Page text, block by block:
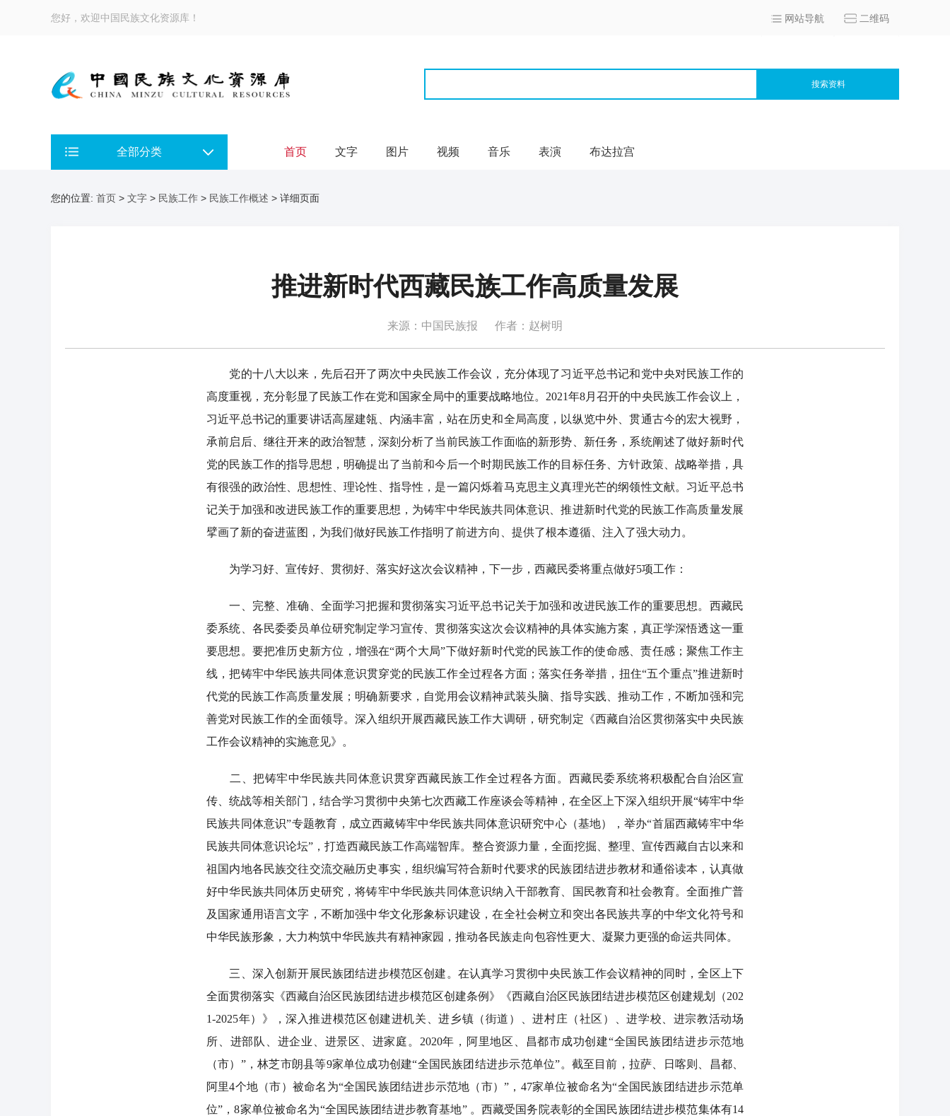
您好，欢迎中国民族文化资源库！ 网站导航 二维码
搜索资料
全部分类 首页 文字 图片 视频 音乐 表演 布达拉宫
您的位置: 首页 > 文字 > 民族工作 > 民族工作概述 > 详细页面
推进新时代西藏民族工作高质量发展
来源：中国民族报 作者：赵树明
党的十八大以来，先后召开了两次中央民族工作会议，充分体现了习近平总书记和党中央对民族工作的
高度重视，充分彰显了民族工作在党和国家全局中的重要战略地位。2021年8月召开的中央民族工作会议上，
习近平总书记的重要讲话高屋建瓴、内涵丰富，站在历史和全局高度，以纵览中外、贯通古今的宏大视野，
承前启后、继往开来的政治智慧，深刻分析了当前民族工作面临的新形势、新任务，系统阐述了做好新时代
党的民族工作的指导思想，明确提出了当前和今后一个时期民族工作的目标任务、方针政策、战略举措，具
有很强的政治性、思想性、理论性、指导性，是一篇闪烁着马克思主义真理光芒的纲领性文献。习近平总书
记关于加强和改进民族工作的重要思想，为铸牢中华民族共同体意识、推进新时代党的民族工作高质量发展
擘画了新的奋进蓝图，为我们做好民族工作指明了前进方向、提供了根本遵循、注入了强大动力。
为学习好、宣传好、贯彻好、落实好这次会议精神，下一步，西藏民委将重点做好5项工作：
一、完整、准确、全面学习把握和贯彻落实习近平总书记关于加强和改进民族工作的重要思想。西藏民
委系统、各民委委员单位研究制定学习宣传、贯彻落实这次会议精神的具体实施方案，真正学深悟透这一重
要思想。要把准历史新方位，增强在“两个大局”下做好新时代党的民族工作的使命感、责任感；聚焦工作主
线，把铸牢中华民族共同体意识贯穿党的民族工作全过程各方面；落实任务举措，扭住“五个重点”推进新时
代党的民族工作高质量发展；明确新要求，自觉用会议精神武装头脑、指导实践、推动工作，不断加强和完
善党对民族工作的全面领导。深入组织开展西藏民族工作大调研，研究制定《西藏自治区贯彻落实中央民族
工作会议精神的实施意见》。
二、把铸牢中华民族共同体意识贯穿西藏民族工作全过程各方面。西藏民委系统将积极配合自治区宣
传、统战等相关部门，结合学习贯彻中央第七次西藏工作座谈会等精神，在全区上下深入组织开展“铸牢中华
民族共同体意识”专题教育，成立西藏铸牢中华民族共同体意识研究中心（基地），举办“首届西藏铸牢中华
民族共同体意识论坛”，打造西藏民族工作高端智库。整合资源力量，全面挖掘、整理、宣传西藏自古以来和
祖国内地各民族交往交流交融历史事实，组织编写符合新时代要求的民族团结进步教材和通俗读本，认真做
好中华民族共同体历史研究，将铸牢中华民族共同体意识纳入干部教育、国民教育和社会教育。全面推广普
及国家通用语言文字，不断加强中华文化形象标识建设，在全社会树立和突出各民族共享的中华文化符号和
中华民族形象，大力构筑中华民族共有精神家园，推动各民族走向包容性更大、凝聚力更强的命运共同体。
三、深入创新开展民族团结进步模范区创建。在认真学习贯彻中央民族工作会议精神的同时，全区上下
全面贯彻落实《西藏自治区民族团结进步模范区创建条例》《西藏自治区民族团结进步模范区创建规划（202
1-2025年）》，深入推进模范区创建进机关、进乡镇（街道）、进村庄（社区）、进学校、进宗教活动场
所、进部队、进企业、进景区、进家庭。2020年，阿里地区、昌都市成功创建“全国民族团结进步示范地
（市）”，林芝市朗县等9家单位成功创建“全国民族团结进步示范单位”。截至目前，拉萨、日喀则、昌都、
阿里4个地（市）被命名为“全国民族团结进步示范地（市）”，47家单位被命名为“全国民族团结进步示范单
位”，8家单位被命名为“全国民族团结进步教育基地” 。西藏受国务院表彰的全国民族团结进步模范集体有14